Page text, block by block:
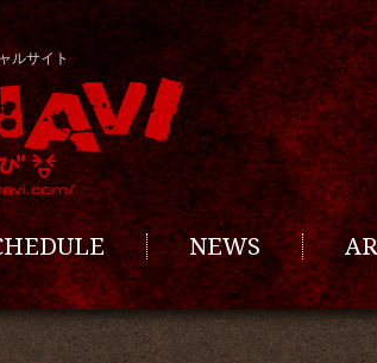
ルサイト
NEWS